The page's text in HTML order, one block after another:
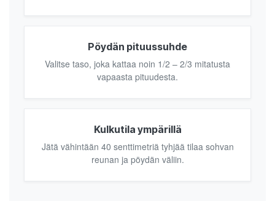
Pöydän pituussuhde
Valitse taso, joka kattaa noin 1/2 – 2/3 mitatusta
vapaasta pituudesta.
Kulkutila ympärillä
Jätä vähintään 40 senttimetriä tyhjää tilaa sohvan
reunan ja pöydän väliin.